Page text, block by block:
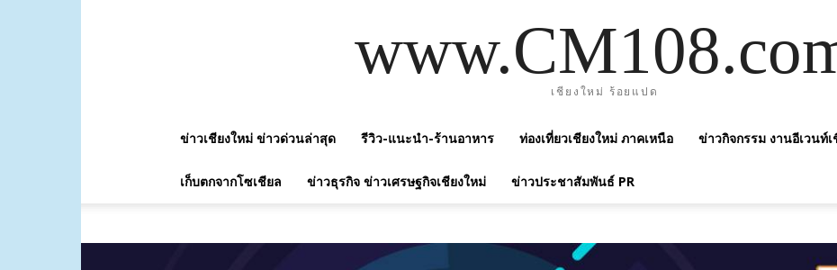
เชียงใหม่ ร้อยแปด
ข่าวเชียงใหม่ ข่าวด่วนล่าสุด รีวิว-แนะนำ-ร้านอาหาร ท่องเที่ยวเชียงใหม่ ภาคเหนือ ข่าวกิจกรรม งานอีเวนท์
เก็บตกจากโซเชียล ข่าวธุรกิจ ข่าวเศรษฐกิจเชียงใหม่ ข่าวประชาสัมพันธ์ PR